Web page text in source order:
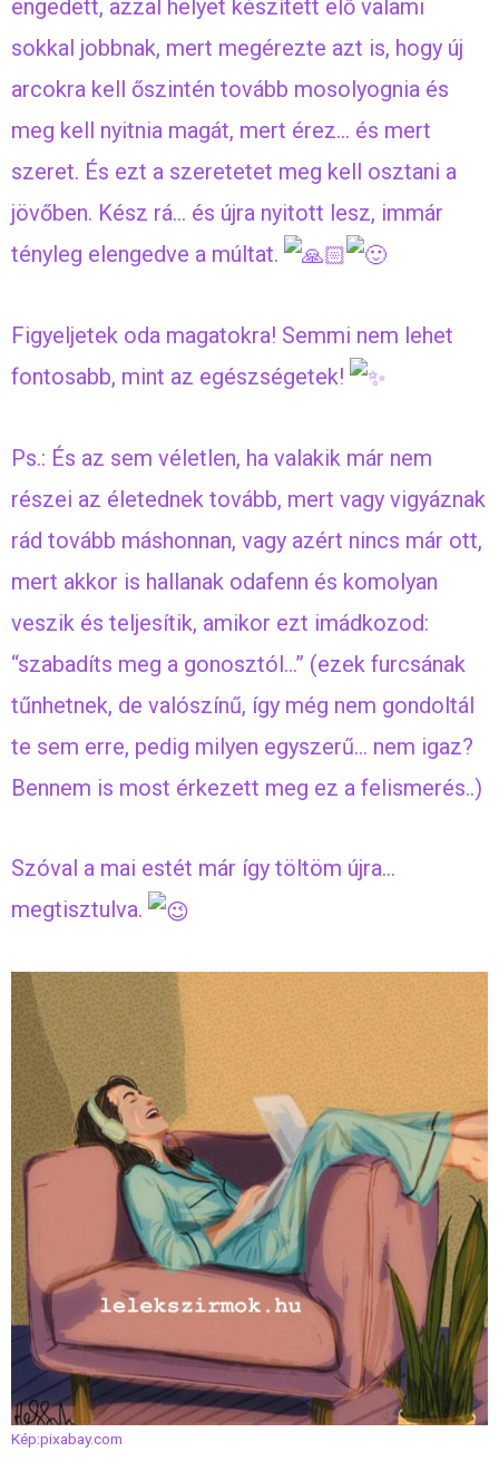
engedett, azzal helyet készített elő valami
sokkal jobbnak, mert megérezte azt is, hogy új
arcokra kell őszintén tovább mosolyognia és
meg kell nyitnia magát, mert érez… és mert
szeret. És ezt a szeretetet meg kell osztani a
jövőben. Kész rá… és újra nyitott lesz, immár
tényleg elengedve a múltat.
Figyeljetek oda magatokra! Semmi nem lehet
fontosabb, mint az egészségetek!
Ps.: És az sem véletlen, ha valakik már nem
részei az életednek tovább, mert vagy vigyáznak
rád tovább máshonnan, vagy azért nincs már ott,
mert akkor is hallanak odafenn és komolyan
veszik és teljesítik, amikor ezt imádkozod:
“szabadíts meg a gonosztól…” (ezek furcsának
tűnhetnek, de valószínű, így még nem gondoltál
te sem erre, pedig milyen egyszerű… nem igaz?
Bennem is most érkezett meg ez a felismerés..)
Szóval a mai estét már így töltöm újra…
megtisztulva.
Kép:pixabay.com